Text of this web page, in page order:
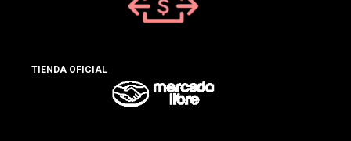
TIENDA OFICIAL